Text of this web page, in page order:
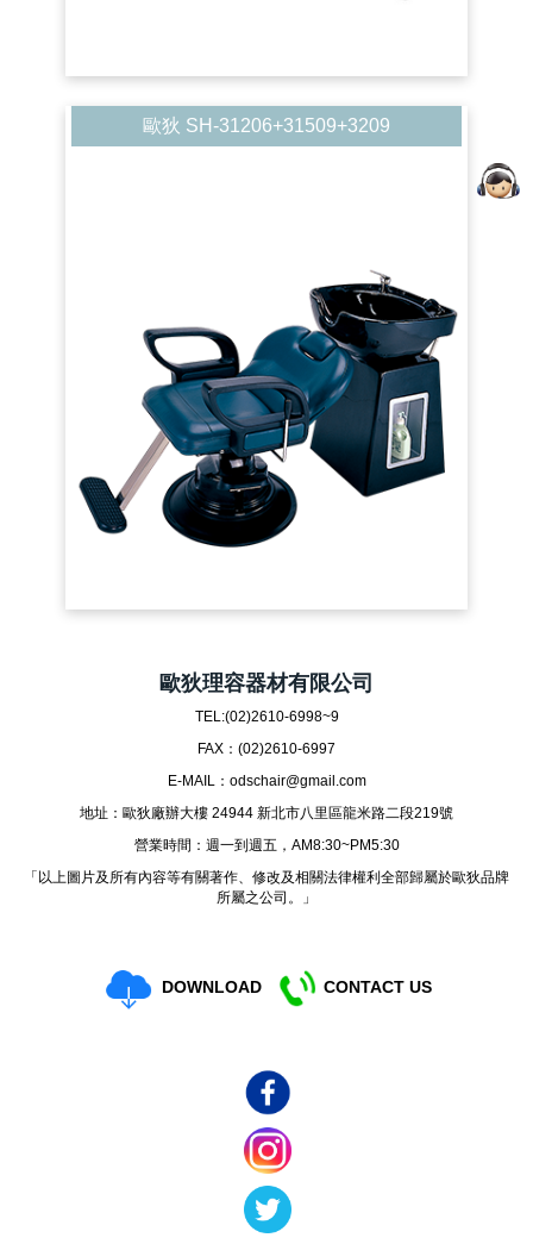
歐狄 SH-31206+31509+3209
歐狄理容器材有限公司
TEL:(02)2610-6998~9
FAX：(02)2610-6997
E-MAIL： odschair@gmail.com
地址：歐狄廠辦大樓 24944 新北市八里區龍米路二段219號
營業時間：週一到週五，AM8:30~PM5:30
「以上圖片及所有內容等有關著作、修改及相關法律權利全部歸屬於歐狄品牌
所屬之公司。」
DOWNLOAD CONTACT US